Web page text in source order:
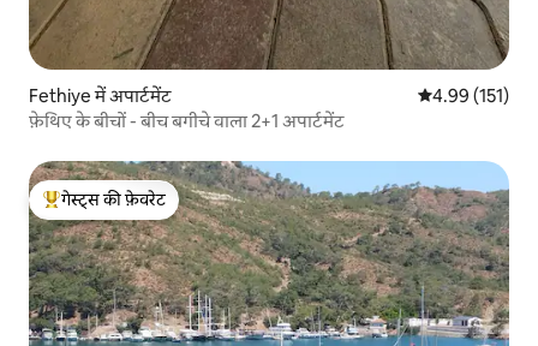
Fethiye में अपार्टमेंट औसत रेटिंग 5 में से
4.99 (151)
फ़ेथिए के बीचों - बीच बगीचे वाला 2+1 अपार्टमेंट
गेस्ट्स का टॉप फ़ेवरेट
गेस्ट्स की फ़ेवरेट